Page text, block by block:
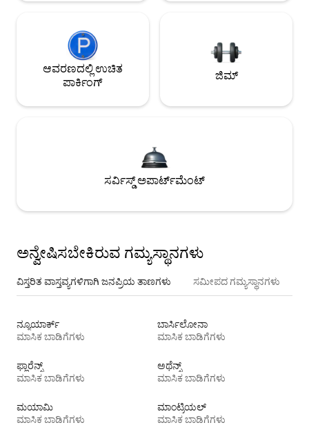
ಆವರಣದಲ್ಲಿ ಉಚಿತ
ಪಾರ್ಕಿಂಗ್
ಜಿಮ್
ಸರ್ವಿಸ್ಡ್ ಅಪಾರ್ಟ್‌ಮೆಂಟ್
ಅನ್ವೇಷಿಸಬೇಕಿರುವ ಗಮ್ಯಸ್ಥಾನಗಳು
ವಿಸ್ತರಿತ ವಾಸ್ತವ್ಯಗಳಿಗಾಗಿ ಜನಪ್ರಿಯ ತಾಣಗಳು ಸಮೀಪದ ಗಮ್ಯಸ್ಥಾನಗಳು
ನ್ಯೂಯಾರ್ಕ್
ಮಾಸಿಕ ಬಾಡಿಗೆಗಳು
ಬಾರ್ಸಿಲೋನಾ
ಮಾಸಿಕ ಬಾಡಿಗೆಗಳು
ಫ್ಲಾರೆನ್ಸ್
ಮಾಸಿಕ ಬಾಡಿಗೆಗಳು
ಅಥೆನ್ಸ್
ಮಾಸಿಕ ಬಾಡಿಗೆಗಳು
ಮಯಾಮಿ
ಮಾಸಿಕ ಬಾಡಿಗೆಗಳು
ಮಾಂಟ್ರಿಯಲ್
ಮಾಸಿಕ ಬಾಡಿಗೆಗಳು